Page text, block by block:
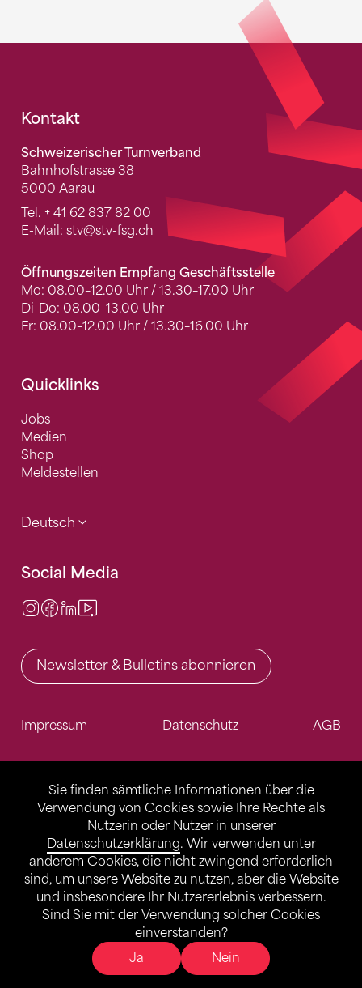
Sie finden sämtliche Informationen über die
Verwendung von Cookies sowie Ihre Rechte als
Nutzerin oder Nutzer in unserer
Datenschutzerklärung. Wir verwenden unter
anderem Cookies, die nicht zwingend erforderlich
sind, um unsere Website zu nutzen, aber die Website
und insbesondere Ihr Nutzererlebnis verbessern.
Sind Sie mit der Verwendung solcher Cookies
einverstanden?
Ja
Nein
Fusszeile
Kontakt
Schweizerischer Turnverband
Bahnhofstrasse 38
5000 Aarau
Tel. + 41 62 837 82 00
E-Mail: stv@stv-fsg.ch
Öffnungszeiten Empfang Geschäftsstelle
Mo: 08.00–12.00 Uhr / 13.30–17.00 Uhr
Di-Do: 08.00–13.00 Uhr
Fr: 08.00–12.00 Uhr / 13.30–16.00 Uhr
Quicklinks
Jobs
Medien
Shop
Meldestellen
Deutsch
Social Media
Instagram
Facebook
LinkedIn
Newsletter & Bulletins abonnieren
Impressum Datenschutz AGB